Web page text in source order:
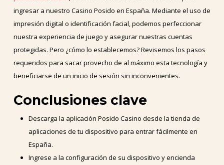
ingresar a nuestro Casino Posido en España. Mediante el uso de
impresión digital o identificación facial, podemos perfeccionar
nuestra experiencia de juego y asegurar nuestras cuentas
protegidas. Pero ¿cómo lo establecemos? Revisemos los pasos
requeridos para sacar provecho de al máximo esta tecnología y
beneficiarse de un inicio de sesión sin inconvenientes.
Conclusiones clave
Descarga la aplicación Posido Casino desde la tienda de
aplicaciones de tu dispositivo para entrar fácilmente en
España.
Ingrese a la configuración de su dispositivo y encienda